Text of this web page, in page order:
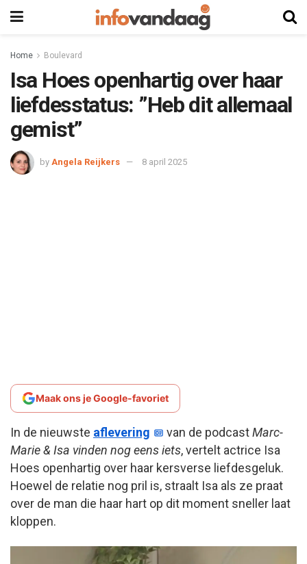
Home Boulevard
Isa Hoes openhartig over haar
liefdesstatus: ”Heb dit allemaal
gemist”
by Angela Reijkers 8 april 2025
Maak ons je Google-favoriet
In de nieuwste aflevering van de podcastMarc-
Marie & Isa vinden nog eens iets, vertelt actrice Isa
Hoes openhartig over haar kersverse liefdesgeluk.
Hoewel de relatie nog pril is, straalt Isa als ze praat
over de man die haar hart op dit moment sneller laat
kloppen.